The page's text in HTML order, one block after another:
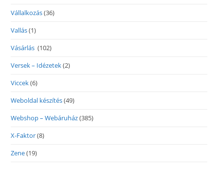
Vállalkozás(36)
Vallás(1)
Vásárlás (102)
Versek – Idézetek(2)
Viccek(6)
Weboldal készítés(49)
Webshop – Webáruház(385)
X-Faktor(8)
Zene(19)